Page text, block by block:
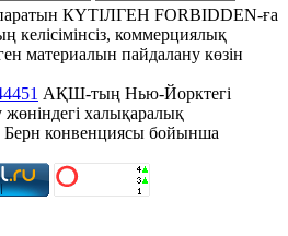
КҮТІЛГЕН FORBIDDEN-ға
келісімінсіз, коммерциялық
материалын пайдалану көзін
АҚШ-тың Нью-Йорктегі
халықаралық
Берн конвенциясы бойынша